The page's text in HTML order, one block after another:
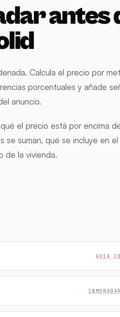
antes
Calcula el precio por
porcentuales y añade
anuncio.
el precio está por encima
se suman, qué se incluye en
de la vivienda.
GUIA